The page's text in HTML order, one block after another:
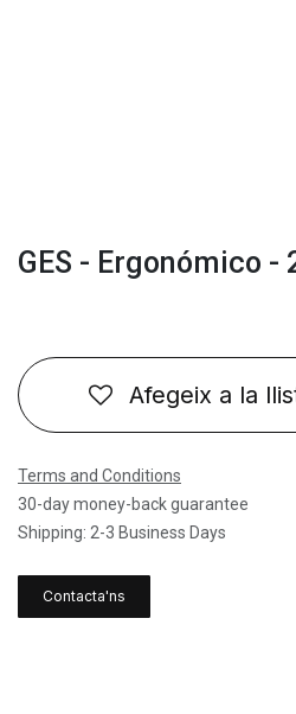
GES - Ergonómico -
Afegeix a la
Terms and Conditions
30-day money-back guarantee
Shipping: 2-3 Business Days
Contacta'ns